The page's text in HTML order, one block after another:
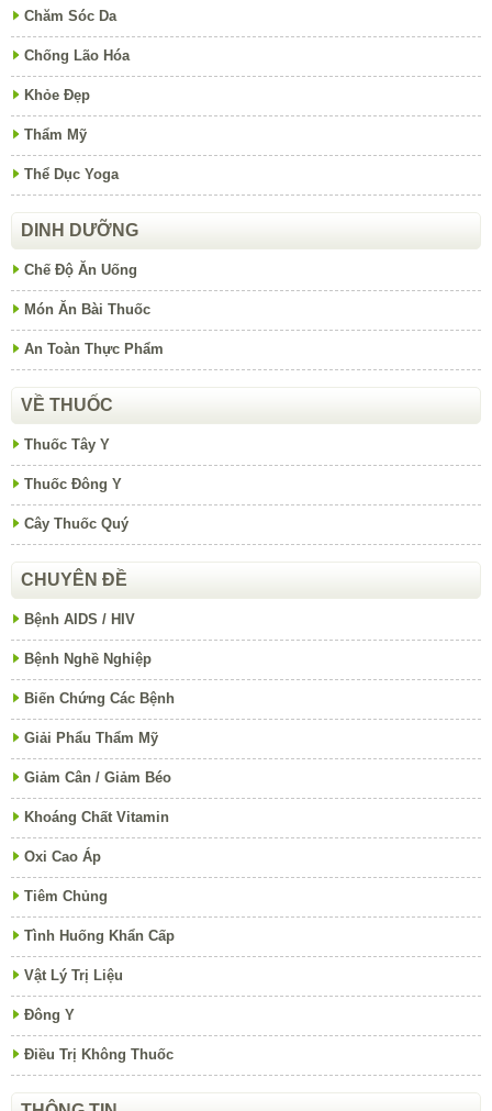
Chăm Sóc Da
Chống Lão Hóa
Khỏe Đẹp
Thẩm Mỹ
Thể Dục Yoga
DINH DƯỠNG
Chế Độ Ăn Uống
Món Ăn Bài Thuốc
An Toàn Thực Phẩm
VỀ THUỐC
Thuốc Tây Y
Thuốc Đông Y
Cây Thuốc Quý
CHUYÊN ĐỀ
Bệnh AIDS / HIV
Bệnh Nghề Nghiệp
Biến Chứng Các Bệnh
Giải Phẩu Thẩm Mỹ
Giảm Cân / Giảm Béo
Khoáng Chất Vitamin
Oxi Cao Áp
Tiêm Chủng
Tình Huống Khẩn Cấp
Vật Lý Trị Liệu
Đông Y
Điều Trị Không Thuốc